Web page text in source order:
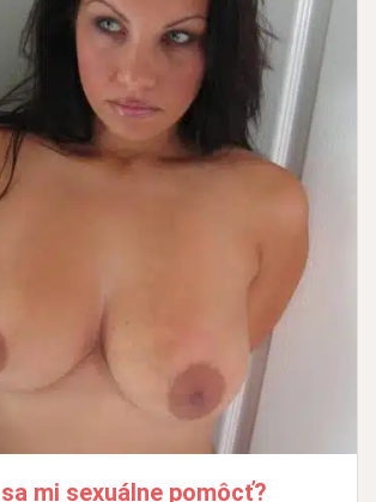
mi sexuálne pomôcť?